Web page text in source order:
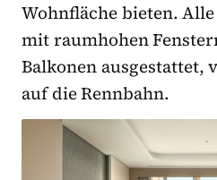
Wohnfläche bieten.
mit raumhohen
Balkonen ausgestattet,
auf die Rennbahn.